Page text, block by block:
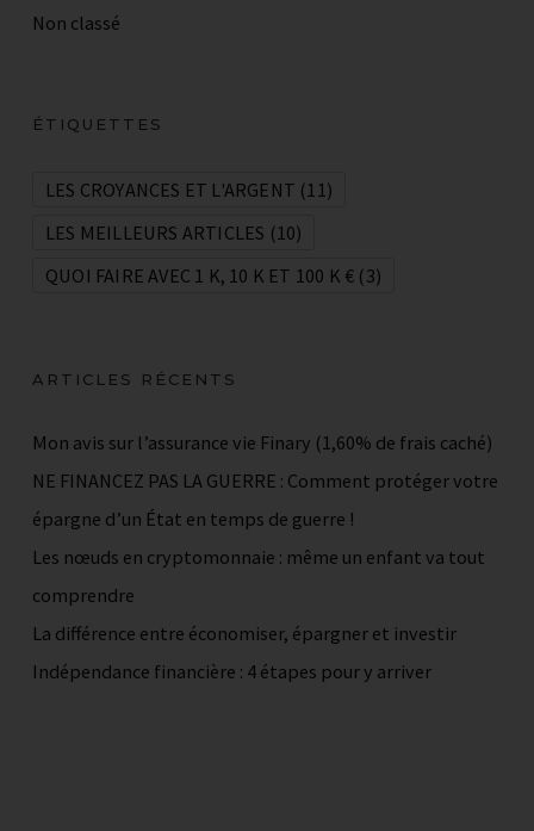
Non classé
ÉTIQUETTES
LES CROYANCES ET L'ARGENT (11)
LES MEILLEURS ARTICLES (10)
QUOI FAIRE AVEC 1 K, 10 K ET 100 K € (3)
ARTICLES RÉCENTS
Mon avis sur l’assurance vie Finary (1,60% de frais caché)
NE FINANCEZ PAS LA GUERRE : Comment protéger votre
épargne d’un État en temps de guerre !
Les nœuds en cryptomonnaie : même un enfant va tout
comprendre
La différence entre économiser, épargner et investir
Indépendance financière : 4 étapes pour y arriver